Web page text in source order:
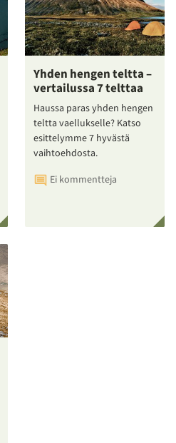
Yhden hengen teltta –
vertailussa 7 telttaa
Haussa paras yhden hengen
teltta vaellukselle? Katso
esittelymme 7 hyvästä
vaihtoehdosta.
Ei kommentteja